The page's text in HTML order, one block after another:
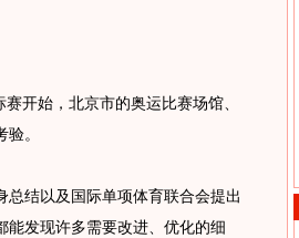
始，北京市的奥运比赛场馆、
。
结以及国际单项体育联合会提出
能发现许多需要改进、优化的细